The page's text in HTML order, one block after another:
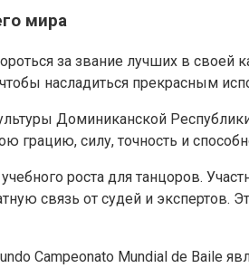
мира
за звание лучших в своей
насладиться прекрасным
Доминиканской
силу, точность и
роста для танцоров.
связь от судей и
Campeonato Mundial de Baile